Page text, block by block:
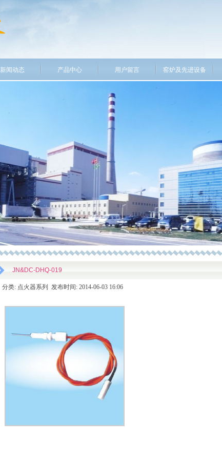
新闻动态 产品中心 用户留言 窑炉及先进设备
JN&DC-DHQ-019
分类: 点火器系列 发布时间: 2014-06-03 16:06